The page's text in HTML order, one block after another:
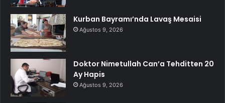
Kurban Bayramı’nda Lavaş Mesaisi
Ağustos 9, 2026
Doktor Nimetullah Can’a Tehditten 20
Ay Hapis
Ağustos 9, 2026